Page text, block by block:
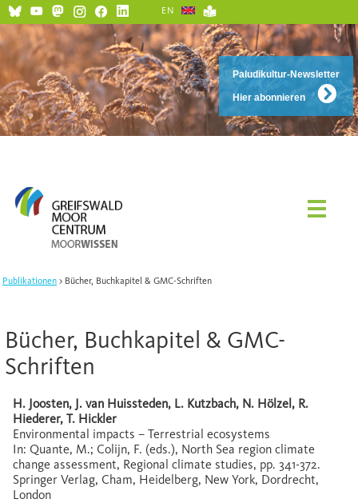
Paludikultur-Newsletter
Hier abonnieren
EN
Publikationen Bücher, Buchkapitel & GMC-Schriften
Bücher, Buchkapitel & GMC-
Schriften
H. Joosten, J. van Huissteden, L. Kutzbach, N. Hölzel, R.
Hiederer, T. Hickler
Environmental impacts – Terrestrial ecosystems
In: Quante, M.; Colijn, F. (eds.), North Sea region climate
change assessment, Regional climate studies, pp. 341-372.
Springer Verlag, Cham, Heidelberg, New York, Dordrecht,
London